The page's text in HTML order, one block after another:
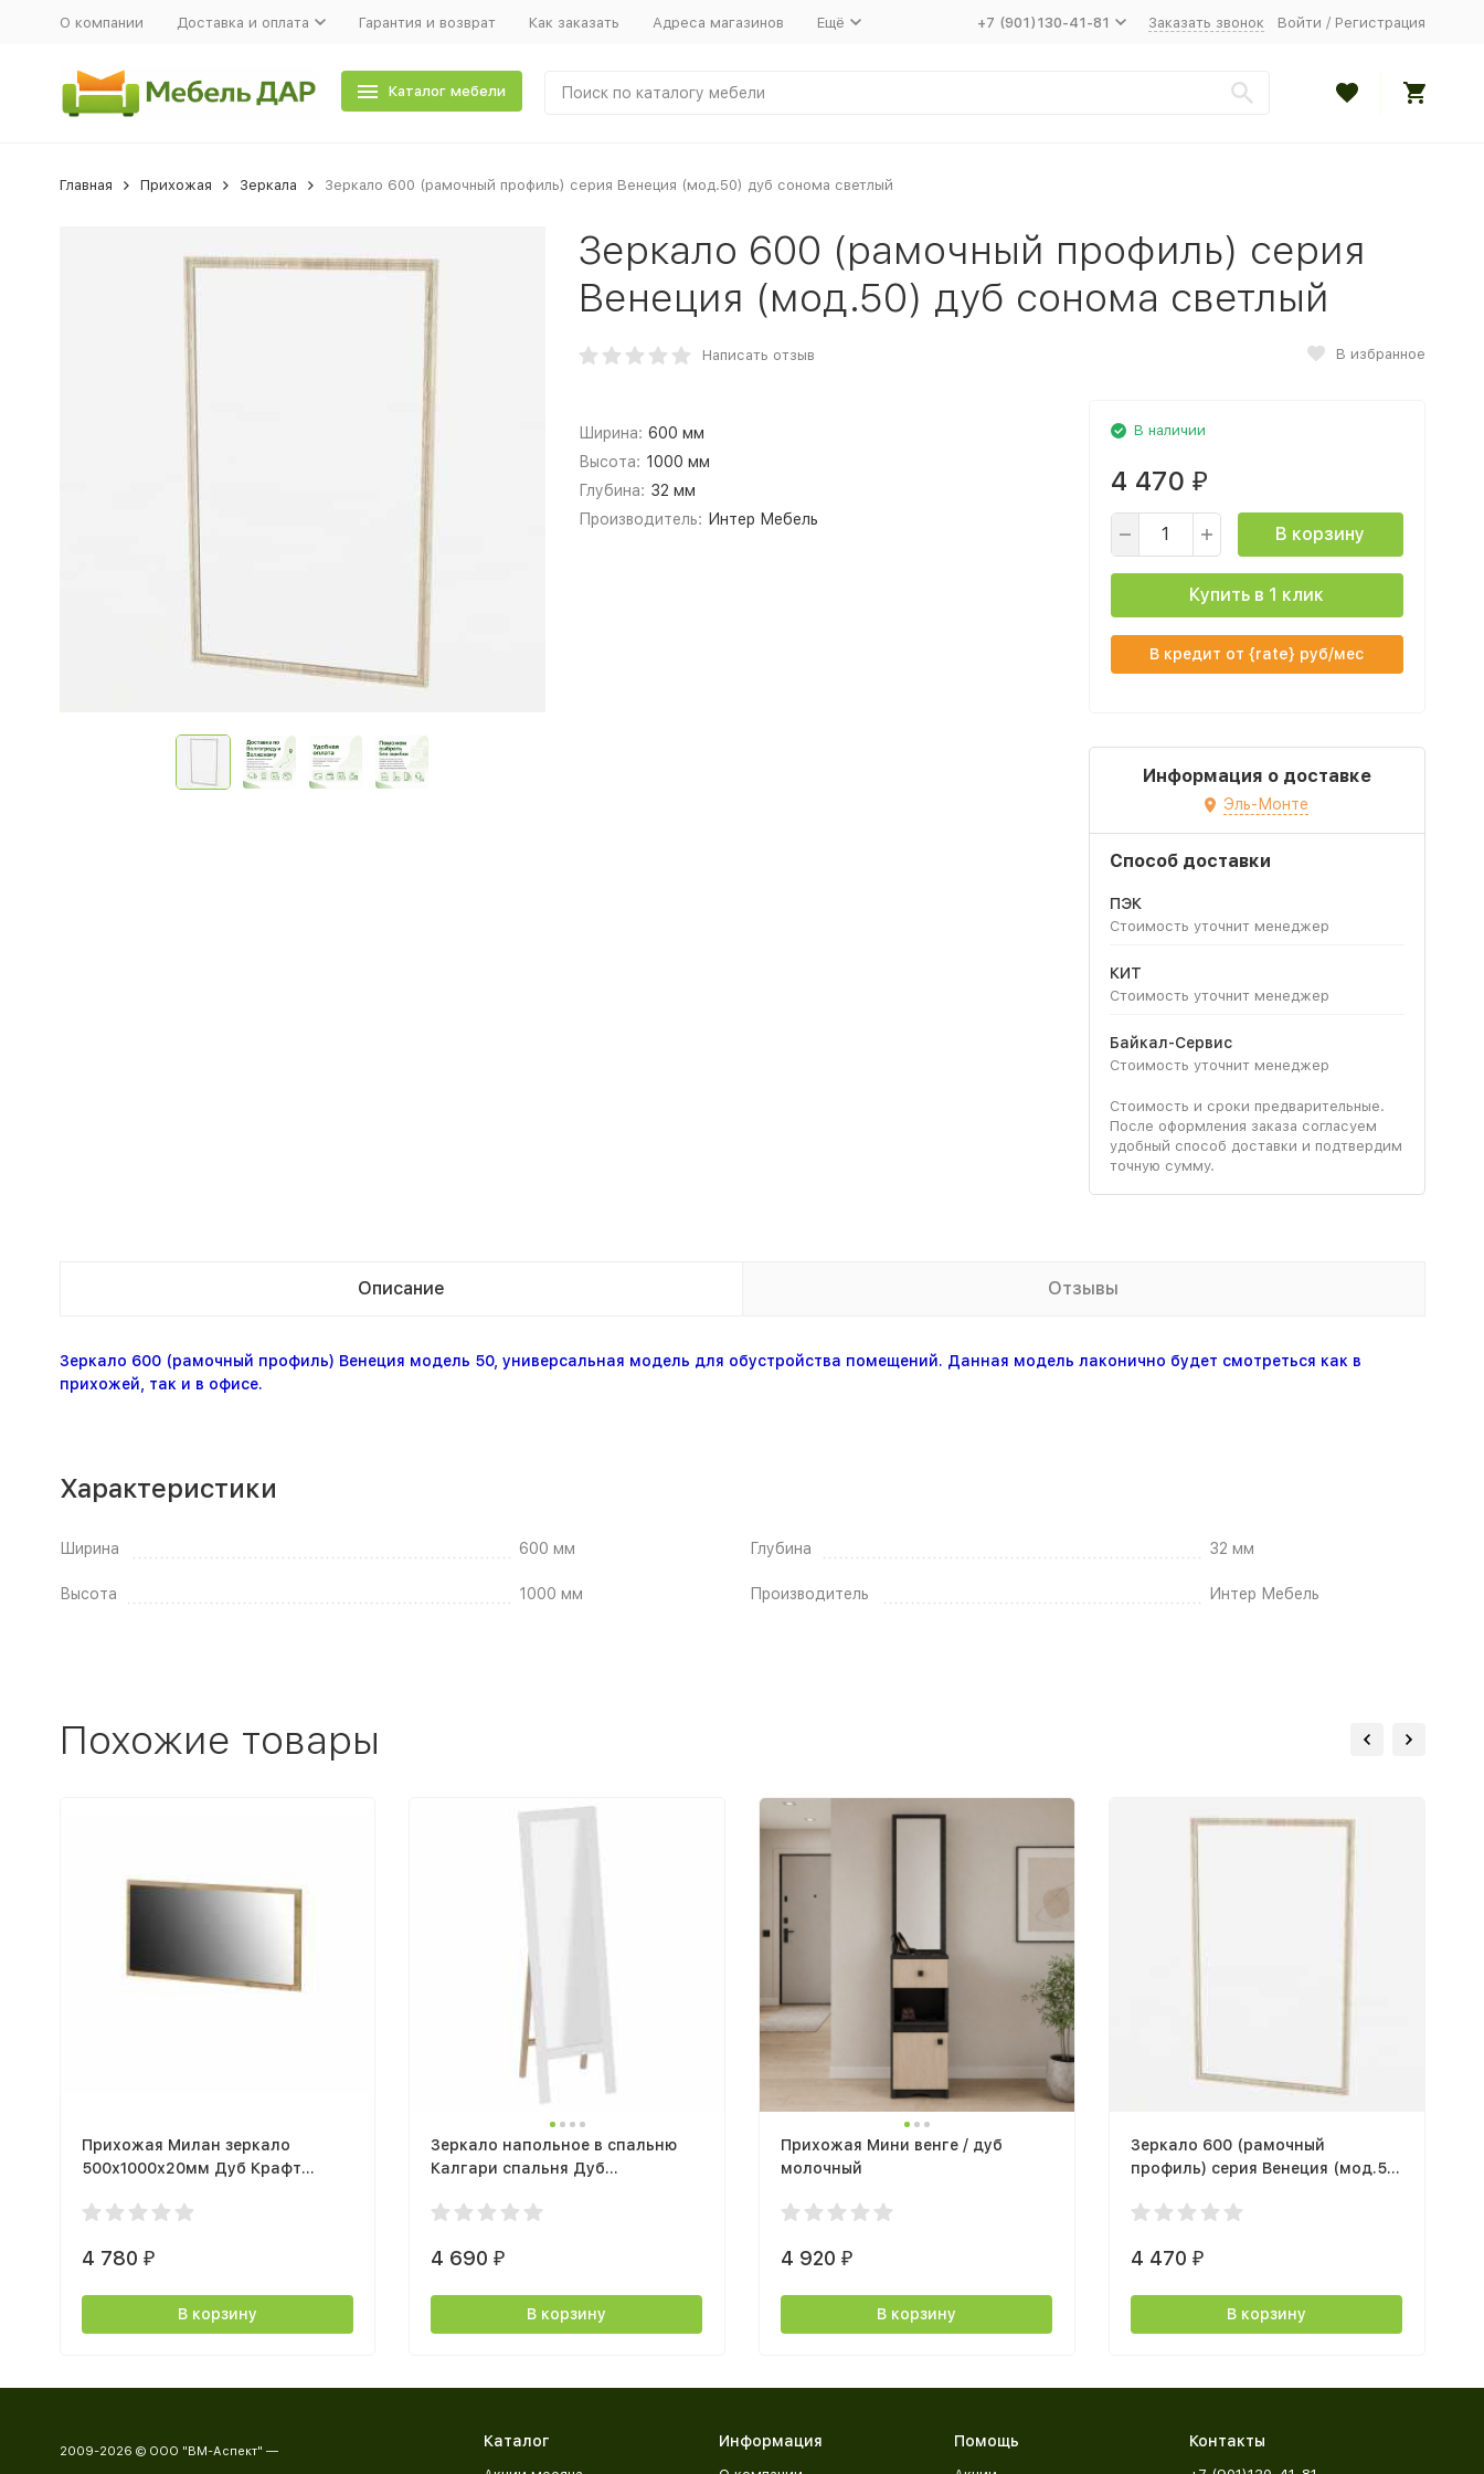
О компании Доставка и оплата Гарантия и возврат Как заказать Адреса магазинов Ещё +7 (901)130-41-81 Заказать звонок Войти / Регистрация
Каталог мебели
Главная Прихожая Зеркала Зеркало 600 (рамочный профиль) серия Венеция (мод.50) дуб сонома светлый
Зеркало 600 (рамочный профиль) серия
Венеция (мод.50) дуб сонома светлый
Написать отзыв В избранное
Ширина: 600 мм
Высота: 1000 мм
Глубина: 32 мм
Производитель: Интер Мебель
В наличии
4 470 ₽
В корзину
Купить в 1 клик
В кредит от {rate} руб/мес
Информация о доставке
Эль-Монте
Способ доставки
ПЭК
Стоимость уточнит менеджер
КИТ
Стоимость уточнит менеджер
Байкал-Сервис
Стоимость уточнит менеджер
Стоимость и сроки предварительные.
После оформления заказа согласуем
удобный способ доставки и подтвердим
точную сумму.
Описание Отзывы
Зеркало 600 (рамочный профиль) Венеция модель 50, универсальная модель для обустройства помещений. Данная модель лаконично будет смотреться как в
прихожей, так и в офисе.
Характеристики
Ширина 600 мм
Высота 1000 мм
Глубина 32 мм
Производитель Интер Мебель
Похожие товары
Прихожая Милан зеркало
500х1000х20мм Дуб Крафт
4 780 ₽
В корзину
Зеркало напольное в спальню
Калгари спальня Дуб
матовый
4 690₽
В корзину
Прихожая Мини венге / дуб
молочный
4 920 ₽
В корзину
Зеркало 600 (рамочный
профиль) серия Венеция (мод.50)
4 470 ₽
В корзину
2009-2026 © ООО "ВМ-Аспект" —
Каталог Информация Помощь Контакты